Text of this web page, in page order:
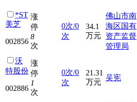
*ST
美芝
002856
涨
停
8
次
0次/0
次
34.1
万元
佛山市南
海区国有
资产监督
管理局
沃
特股份
002886
涨
停
1
次
0次/0
次
21.31
万元
吴宪